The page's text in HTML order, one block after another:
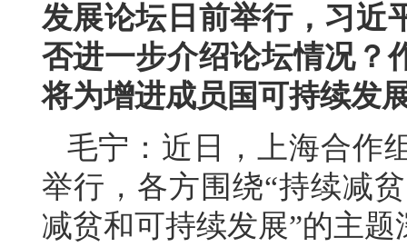
发展论坛日前举行，习近
否进一步介绍论坛情况？
将为增进成员国可持续发
毛宁：近日，上海合作
举行，各方围绕“持续减
减贫和可持续发展”的主